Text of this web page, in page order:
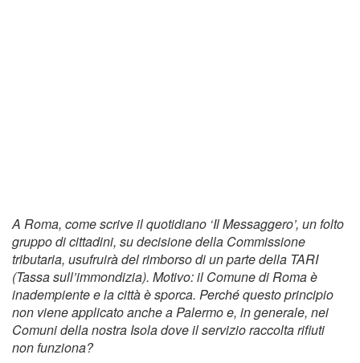
A Roma, come scrive il quotidiano ‘Il Messaggero’, un folto
gruppo di cittadini, su decisione della Commissione
tributaria, usufruirà del rimborso di un parte della TARI
(Tassa sull’immondizia). Motivo: il Comune di Roma è
inadempiente e la città è sporca. Perché questo principio
non viene applicato anche a Palermo e, in generale, nei
Comuni della nostra Isola dove il servizio raccolta rifiuti
non funziona?